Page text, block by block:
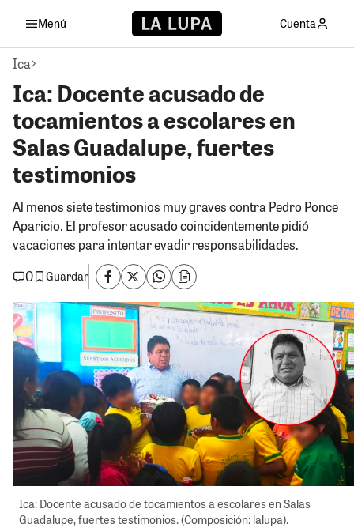
Menú Cuenta
Ica
Ica: Docente acusado de
tocamientos a escolares en
Salas Guadalupe, fuertes
testimonios
Al menos siete testimonios muy graves contra Pedro Ponce
Aparicio. El profesor acusado coincidentemente pidió
vacaciones para intentar evadir responsabilidades.
0
Guardar
Ica: Docente acusado de tocamientos a escolares en Salas
Guadalupe, fuertes testimonios. (Composición: lalupa).